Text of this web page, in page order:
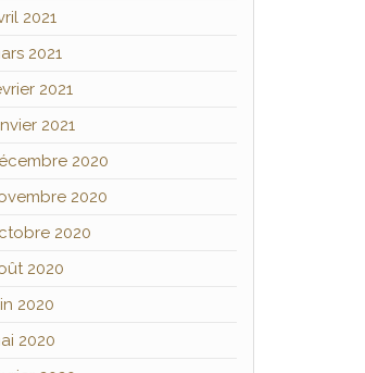
2021
2021
2021
2021
2020
2020
2020
2020
2020
2020